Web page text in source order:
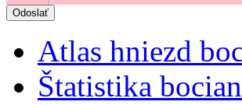
Atlas hniezd
Štatistika